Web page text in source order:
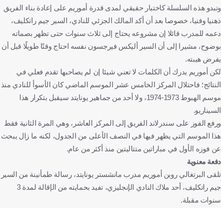
وتبدو هذه السلسلة كاختبار حقيقي لمدى قدرة أموريم على إعادة بناء الفريق
ذهنيا وفنيا، خصوصا بعد أن أكد المالك الجزئي للنادي، السير جيم راتكليف،
دعمه للمدرب قائلا إن مشروعه يحتاج إلى ثلاث سنوات حتى تظهر بصماته
بوضوح، مشيرا إلى أن السير أليكس فيرجسون نفسه احتاج وقتًا طويلًا قبل أن
يفرض هيبته.
لكن أموريم يدرك أن الكلمات لا تعني شيئا إن لم يصاحبها تقدم فعلي في
النتائج؛ فاحتلال المركز الخامس عشر الموسم الماضي كان الأسوأ للنادي منذ
موسم الهبوط 1973-1974، ولا أحد من جماهير يونايتد سيقبل بتكرار هذا
السيناريو.
ورفع الفوز على سندرلاند الفريق إلى المركز العاشر، وهي المرة الثانية فقط
هذا الموسم التي يظهر فيها في النصف الأعلى من الجدول، لكنه ما زال يبحث
عن فوزه الأول في مباراتين متتاليتين منذ أكثر من عام.
دفعة معنوية
تلقى البرتغالي روبن أموريم مدرب مانشستر يونايتد، رسالة طمأنينة من السير
جيم راتكليف، أحد ملاك النادي الإنجليزي، تفيد بحمايته من الإقالة لمدة 3
سنوات مقبلة.